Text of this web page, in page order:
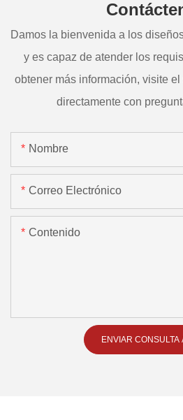
Damos la bienvenida a los
y es capaz de atender los
obtener más información, visite
directamente con
Nombre
Correo Electrónico
Contenido
ENVIAR CONSULTA